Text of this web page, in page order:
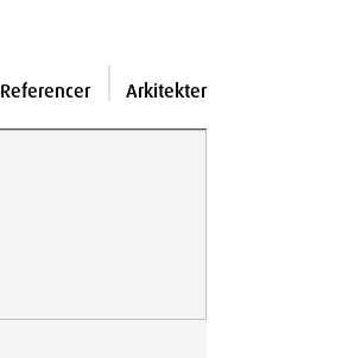
Referencer Arkitekter